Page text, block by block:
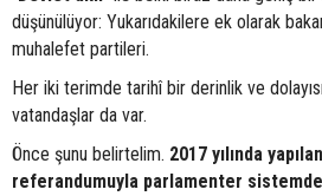
düşünülüyor: Yukarıdakilere ek olarak
muhalefet partileri.
Her iki terimde tarihî bir derinlik ve
vatandaşlar da var.
Önce şunu belirtelim. 2017 yılında
referandumuyla parlamenter